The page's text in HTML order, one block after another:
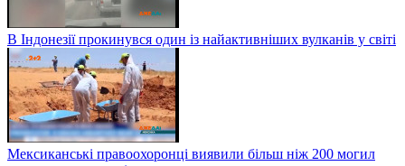
В Індонезії прокинувся один із найактивніших вулканів у світі
Мексиканські правоохоронці виявили більш ніж 200 могил